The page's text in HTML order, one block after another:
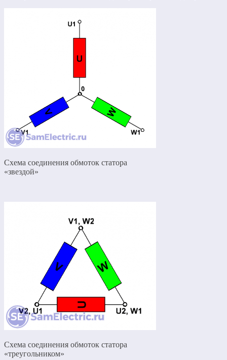
Схема соединения обмоток статора
«звездой»
Схема соединения обмоток статора
«треугольником»